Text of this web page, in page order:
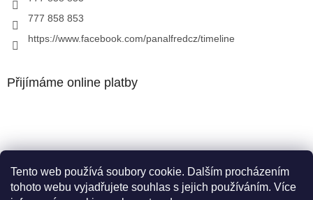
Tento web používá soubory cookie. Dalším procházením
tohoto webu vyjadřujete souhlas s jejich používáním. Více
777 858 853
https://www.facebook.com/panalfredcz/timeline
Přijímáme online platby
Facebook